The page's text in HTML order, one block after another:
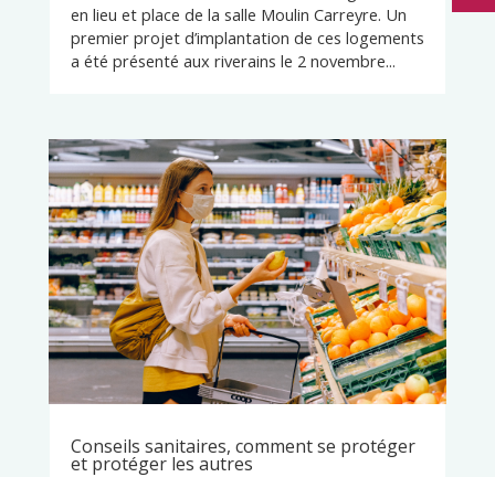
en lieu et place de la salle Moulin Carreyre. Un
premier projet d’implantation de ces logements
a été présenté aux riverains le 2 novembre...
Conseils sanitaires, comment se protéger
et protéger les autres